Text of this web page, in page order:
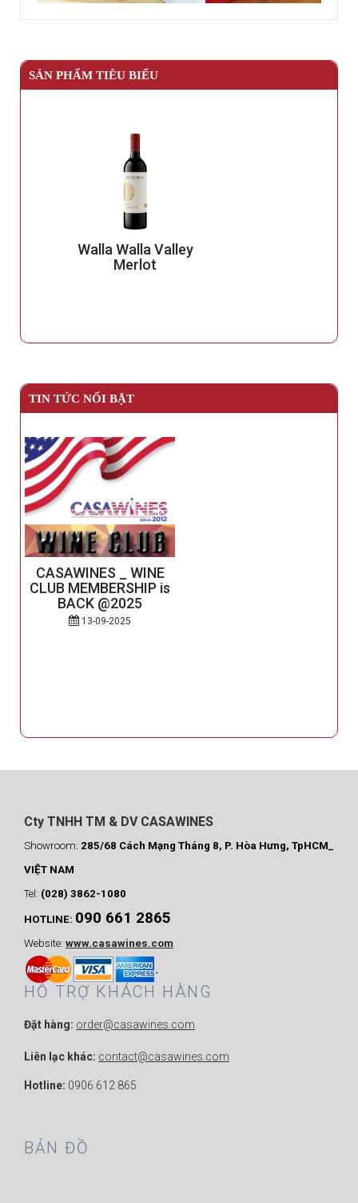
SẢN PHẨM TIÊU BIỂU
Walla Walla Valley
Merlot
TIN TỨC NỔI BẬT
CASAWINES _ WINE
CLUB MEMBERSHIP is
BACK @2025
13-09-2025
Cty TNHH TM & DV CASAWINES
Showroom: 285/68 Cách Mạng Tháng 8, P. Hòa Hưng, TpHCM_
VIỆT NAM
Tel: (028) 3862-1080
HOTLINE: 090 661 2865
Website: www.casawines.com
HỖ TRỢ KHÁCH HÀNG
Đặt hàng: order@casawines.com
Liên lạc khác: contact@casawines.com
Hotline: 0906 612 865
BẢN ĐỒ